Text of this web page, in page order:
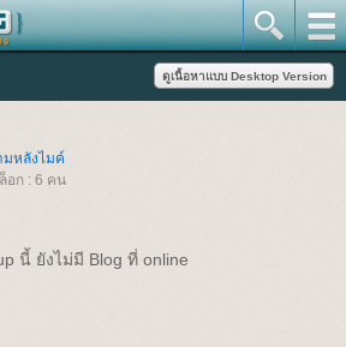
หลังไมค์
อก : 6 คน
นี้ ยังไม่มี Blog ที่ online